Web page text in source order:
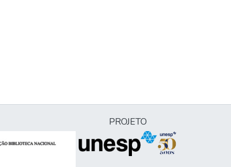
PROJETO